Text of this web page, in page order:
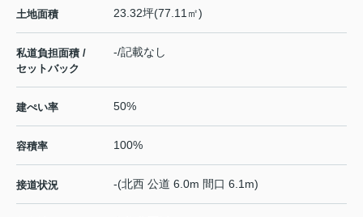
土地面積 23.32坪(77.11㎡)
私道負担面積 /
セットバック
-/記載なし
建ぺい率 50%
容積率 100%
接道状況 -(北西 公道 6.0m 間口 6.1m)